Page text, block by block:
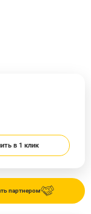
партнером
в 1 клик